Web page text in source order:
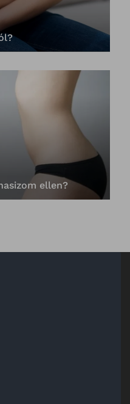
ellen?